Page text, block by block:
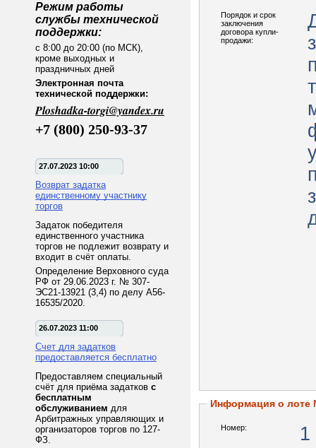
Режим работы
службы технической
поддержки:
с 8:00 до 20:00 (по МСК),
кроме выходных и
праздничных дней
Электронная почта
технической поддержки:
Ploshadka-torgi@yandex.ru
+7 (800) 250-93-37
27.07.2023 10:00
Возврат задатка
единственному участнику
торгов
Задаток победителя
единственного участника
торгов не подлежит возврату и
входит в счёт оплаты.
Определение Верховного суда
РФ от 29.06.2023 г. № 307-
ЭС21-13921 (3,4) по делу А56-
16535/2020.
26.07.2023 11:00
Счет для задатков
предоставляется бесплатно
Предоставляем специальный
счёт для приёма задатков с
бесплатным
обслуживанием для
Арбитражных управляющих и
организаторов торгов по 127-
ФЗ.
Порядок и срок
заключения
договора купли-
продажи:
Информация о лоте
Номер: 1